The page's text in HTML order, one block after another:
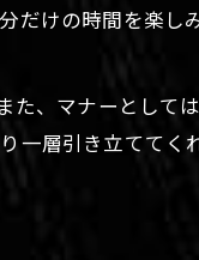
だけの時間を楽し
た、マナーとして
層引き立ててく